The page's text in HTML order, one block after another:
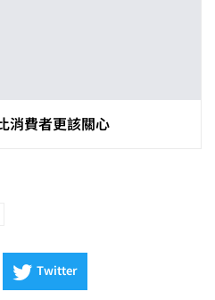
消費者更該關心
Twitter